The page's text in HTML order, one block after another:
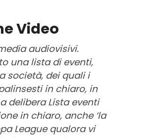
Video
audiovisivi.
una lista di eventi,
società, dei quali i
in chiaro, in
delibera Lista eventi
in chiaro, anche ‘la
League qualora vi